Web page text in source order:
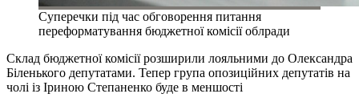
Суперечки під час обговорення питання
переформатування бюджетної комісії облради
Склад бюджетної комісії розширили лояльними до Олександра
Біленького депутатами. Тепер група опозиційних депутатів на
чолі із Іриною Степаненко буде в меншості